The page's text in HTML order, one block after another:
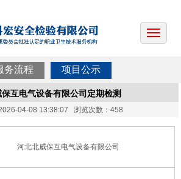
务流程 项目公示
互电气设备有限公司定期检测
04-08 13:38:07 浏览次数：458
河北北威保互电气设备有限公司